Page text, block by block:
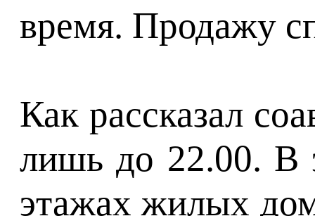
время. Продажу
Как рассказал
лишь до 22.00. В
этажах жилых